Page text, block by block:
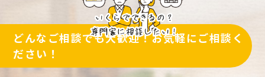
どんなご相談でも大歓迎！お気軽にご相談く
ださい！